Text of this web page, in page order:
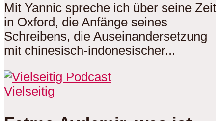
Mit Yannic spreche ich über seine Zeit
in Oxford, die Anfänge seines
Schreibens, die Auseinandersetzung
mit chinesisch-indonesischer...
Vielseitig